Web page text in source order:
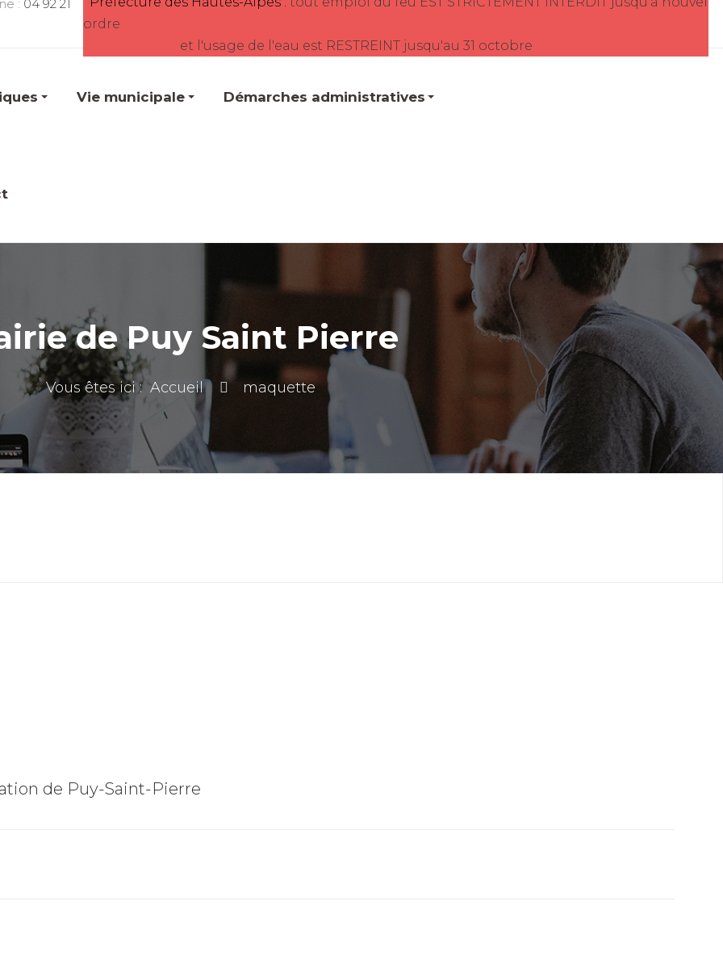
: 04 92 21
ordre
et l'usage de l'eau est RESTREINT jusqu'au 31 octobre
Vie municipale Démarches administratives
de Puy Saint Pierre
Vous êtes ici :Accueil maquette
de Puy-Saint-Pierre